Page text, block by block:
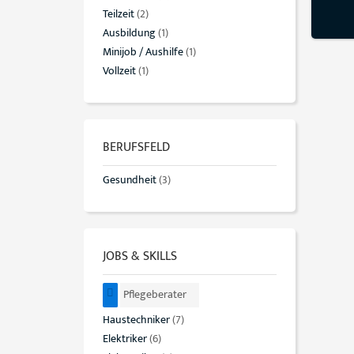
Teilzeit(2)
Ausbildung(1)
Minijob / Aushilfe(1)
Vollzeit(1)
BERUFSFELD
Gesundheit(3)
JOBS & SKILLS
Pflegeberater
Haustechniker(7)
Elektriker(6)